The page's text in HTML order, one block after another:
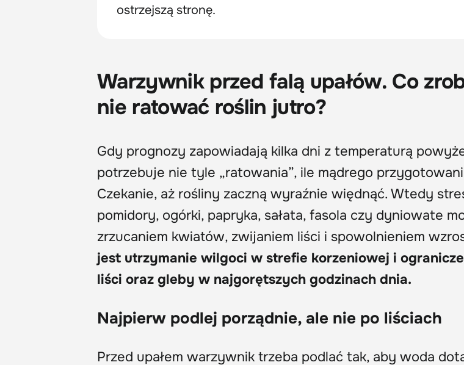
ostrzejszą stronę.
Warzywnik przed falą upałów. Co
nie ratować roślin jutro?
Gdy prognozy zapowiadają kilka dni z temperaturą
potrzebuje nie tyle „ratowania”, ile mądrego
Czekanie, aż rośliny zaczną wyraźnie więdnąć. Wtedy
pomidory, ogórki, papryka, sałata, fasola czy dyniowate
zrzucaniem kwiatów, zwijaniem liści i spowolnieniem
jest utrzymanie wilgoci w strefie korzeniowej i
liści oraz gleby w najgorętszych godzinach dnia.
Najpierw podlej porządnie, ale nie po liściach
Przed upałem warzywnik trzeba podlać tak, aby woda